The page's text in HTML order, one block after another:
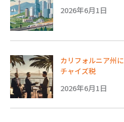
2026年6月1日
カリフォルニア州
チャイズ税
2026年6月1日